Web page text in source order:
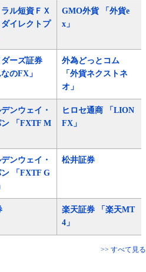
ル短資ＦＸ
ダイレクトプ
GMO外貨 「外貨e
x」
ダーズ証券
なのFX」
外為どっとコム
「外貨ネクストネ
オ」
ンウェイ・
ン 「FXTF M
ヒロセ通商 「LION
FX」
ンウェイ・
ン 「FXTF G
松井証券
楽天証券 「楽天MT
4」
>> すべて見る